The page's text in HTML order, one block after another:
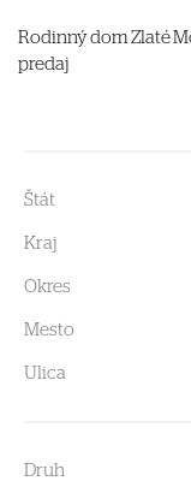
Rodinný domZlaté
predaj
Štát
Kraj
Okres
Mesto
Ulica
Druh